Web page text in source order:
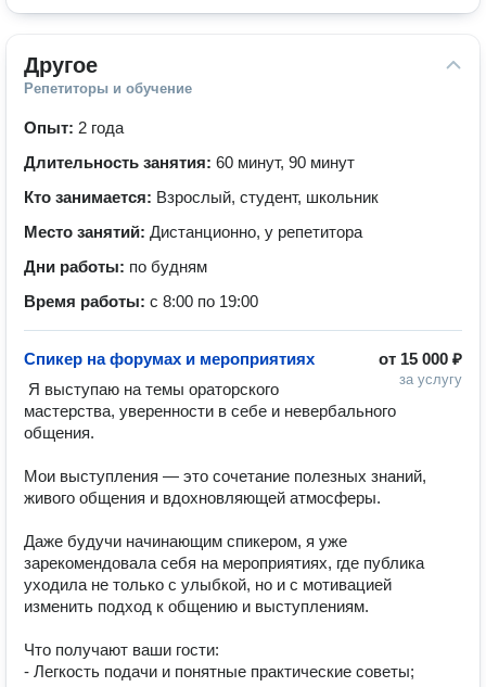
Другое
Репетиторы и обучение
Опыт: 2 года
Длительность занятия: 60 минут, 90 минут
Кто занимается: Взрослый, студент, школьник
Место занятий: Дистанционно, у репетитора
Дни работы: по будням
Время работы: с 8:00 по 19:00
от 15 000 ₽
за услугу
Спикер на форумах и мероприятиях
мастерства, уверенности в себе и невербального
общения.
Мои выступления — это сочетание полезных знаний,
живого общения и вдохновляющей атмосферы.
Даже будучи начинающим спикером, я уже
зарекомендовала себя на мероприятиях, где публика
уходила не только с улыбкой, но и с мотивацией
изменить подход к общению и выступлениям.
Что получают ваши гости:
- Легкость подачи и понятные практические советы;